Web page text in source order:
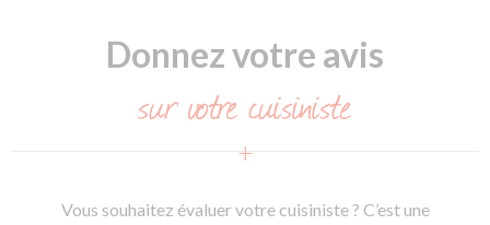
Donnez votre avis
sur votre cuisiniste
Vous souhaitez évaluer votre cuisiniste ? C’est une